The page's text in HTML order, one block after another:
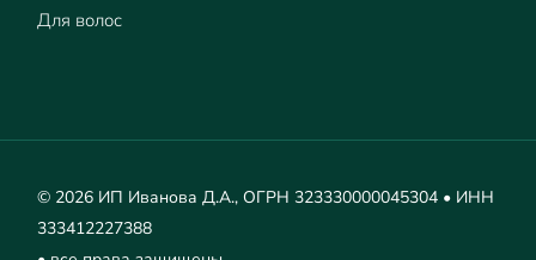
Для волос
© 2026 ИП Иванова Д.А., ОГРН 323330000045304 • ИНН
333412227388